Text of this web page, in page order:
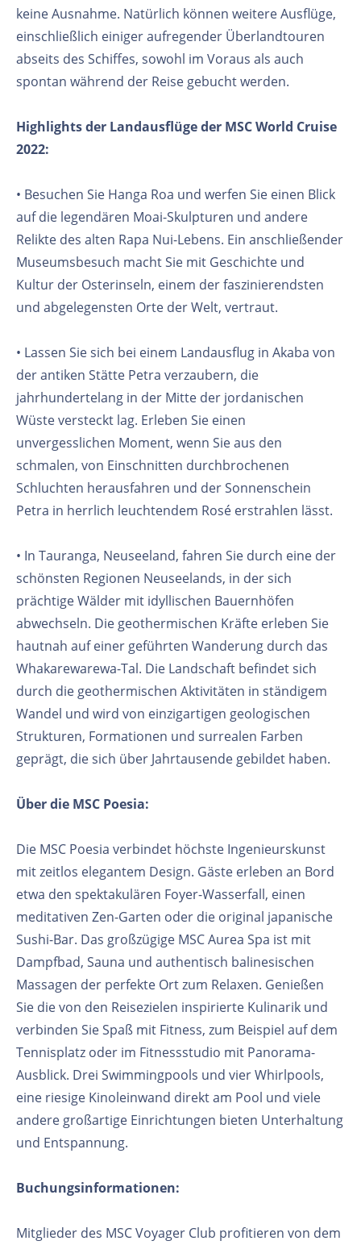
keine Ausnahme. Natürlich können weitere Ausflüge,
einschließlich einiger aufregender Überlandtouren
abseits des Schiffes, sowohl im Voraus als auch
spontan während der Reise gebucht werden.
Highlights der Landausflüge der MSC World Cruise
2022:
• Besuchen Sie Hanga Roa und werfen Sie einen Blick
auf die legendären Moai-Skulpturen und andere
Relikte des alten Rapa Nui-Lebens. Ein anschließender
Museumsbesuch macht Sie mit Geschichte und
Kultur der Osterinseln, einem der faszinierendsten
und abgelegensten Orte der Welt, vertraut.
• Lassen Sie sich bei einem Landausflug in Akaba von
der antiken Stätte Petra verzaubern, die
jahrhundertelang in der Mitte der jordanischen
Wüste versteckt lag. Erleben Sie einen
unvergesslichen Moment, wenn Sie aus den
schmalen, von Einschnitten durchbrochenen
Schluchten herausfahren und der Sonnenschein
Petra in herrlich leuchtendem Rosé erstrahlen lässt.
• In Tauranga, Neuseeland, fahren Sie durch eine der
schönsten Regionen Neuseelands, in der sich
prächtige Wälder mit idyllischen Bauernhöfen
abwechseln. Die geothermischen Kräfte erleben Sie
hautnah auf einer geführten Wanderung durch das
Whakarewarewa-Tal. Die Landschaft befindet sich
durch die geothermischen Aktivitäten in ständigem
Wandel und wird von einzigartigen geologischen
Strukturen, Formationen und surrealen Farben
geprägt, die sich über Jahrtausende gebildet haben.
Über die MSC Poesia:
Die MSC Poesia verbindet höchste Ingenieurskunst
mit zeitlos elegantem Design. Gäste erleben an Bord
etwa den spektakulären Foyer-Wasserfall, einen
meditativen Zen-Garten oder die original japanische
Sushi-Bar. Das großzügige MSC Aurea Spa ist mit
Dampfbad, Sauna und authentisch balinesischen
Massagen der perfekte Ort zum Relaxen. Genießen
Sie die von den Reisezielen inspirierte Kulinarik und
verbinden Sie Spaß mit Fitness, zum Beispiel auf dem
Tennisplatz oder im Fitnessstudio mit Panorama-
Ausblick. Drei Swimmingpools und vier Whirlpools,
eine riesige Kinoleinwand direkt am Pool und viele
andere großartige Einrichtungen bieten Unterhaltung
und Entspannung.
Buchungsinformationen:
Mitglieder des MSC Voyager Club profitieren von dem